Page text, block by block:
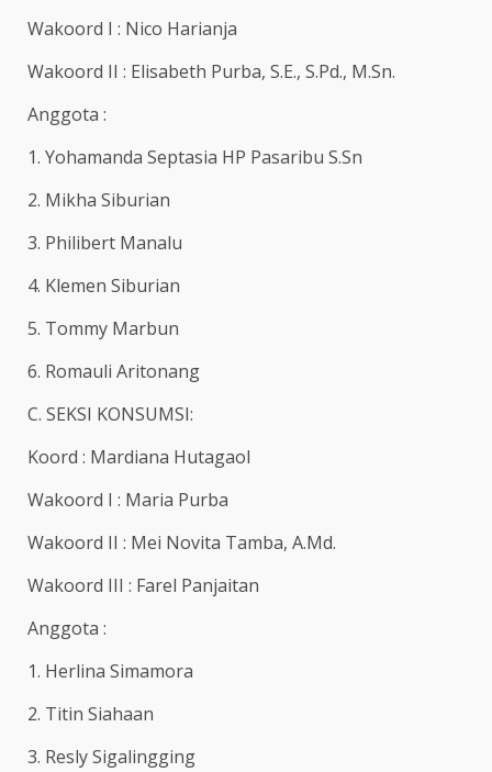
Wakoord I : Nico Harianja
Wakoord II : Elisabeth Purba, S.E., S.Pd., M.Sn.
Anggota :
1. Yohamanda Septasia HP Pasaribu S.Sn
2. Mikha Siburian
3. Philibert Manalu
4. Klemen Siburian
5. Tommy Marbun
6. Romauli Aritonang
C. SEKSI KONSUMSI:
Koord : Mardiana Hutagaol
Wakoord I : Maria Purba
Wakoord II : Mei Novita Tamba, A.Md.
Wakoord III : Farel Panjaitan
Anggota :
1. Herlina Simamora
2. Titin Siahaan
3. Resly Sigalingging